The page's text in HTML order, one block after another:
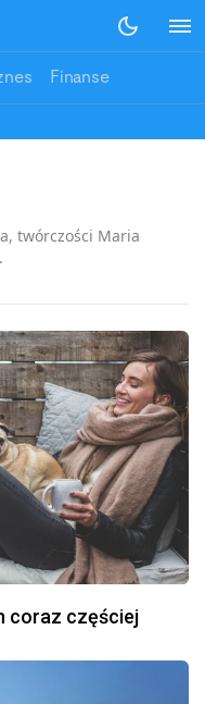
Finanse
twórczości Maria
coraz częściej